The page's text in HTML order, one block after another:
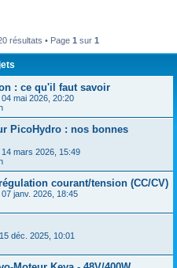
résultats • Page 1 sur 1
: ce qu'il faut savoir
04 mai 2026, 20:20
PicoHydro : nos bonnes
14 mars 2026, 15:49
courant/tension (CC/CV)
07 janv. 2026, 18:45
15 déc. 2025, 10:01